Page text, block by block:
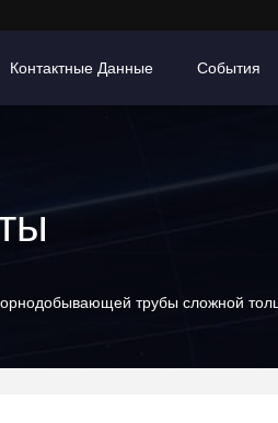
Контактные Данные События
трубы сложной